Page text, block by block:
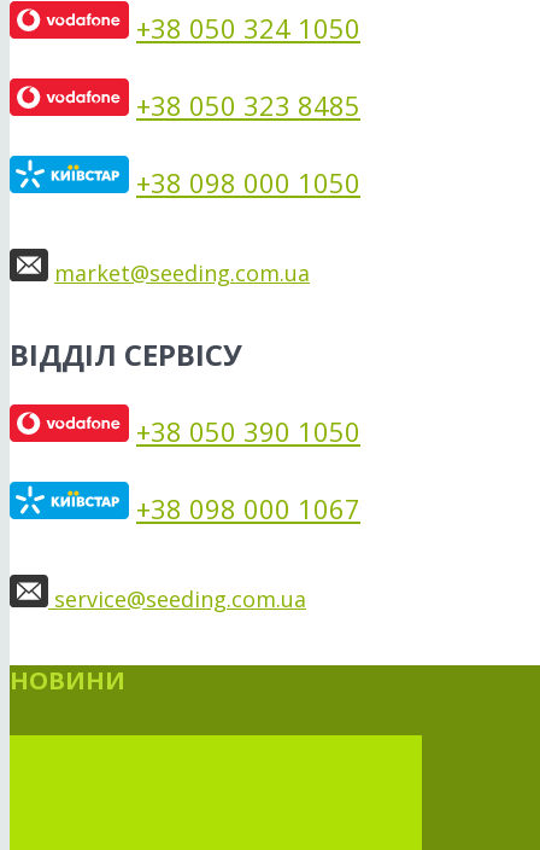
+38 050 324 1050
+38 050 323 8485
+38 098 000 1050
market@seeding.com.ua
ВІДДІЛ СЕРВІСУ
+38 050 390 1050
+38 098 000 1067
service@seeding.com.ua
НОВИНИ